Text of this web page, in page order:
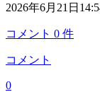
2026年6月21日
コメント 0 件
コメント
0